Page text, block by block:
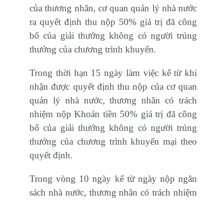
của thương nhân, cơ quan quản lý nhà nước
ra quyết định thu nộp 50% giá trị đã công
bố của giải thưởng không có người trúng
thưởng của chương trình khuyến.
Trong thời hạn 15 ngày làm việc kể từ khi
nhận được quyết định thu nộp của cơ quan
quản lý nhà nước, thương nhân có trách
nhiệm nộp Khoản tiền 50% giá trị đã công
bố của giải thưởng không có người trúng
thưởng của chương trình khuyến mại theo
quyết định.
Trong vòng 10 ngày kể từ ngày nộp ngân
sách nhà nước, thương nhân có trách nhiệm